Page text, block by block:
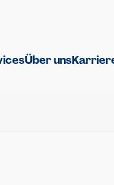
Über uns